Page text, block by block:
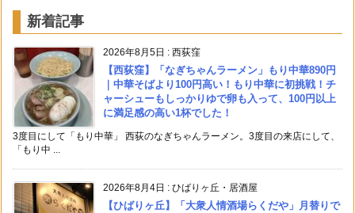
新着記事
2026年8月5日 : 西荻窪
【西荻窪】「なぎちゃんラーメン」もり中華890円
｜中華そばより100円高い！もり中華に初挑戦！チ
ャーシューもしっかりゆで卵も入って、100円以上
に満足感の高い1杯でした！
3度目にして「もり中華」 西荻のなぎちゃんラーメン。3度目の来店にして、
「もり中 ...
2026年8月4日 : ひばりヶ丘・居酒屋
【ひばりヶ丘】「大衆人情酒場らくだや」月替りで